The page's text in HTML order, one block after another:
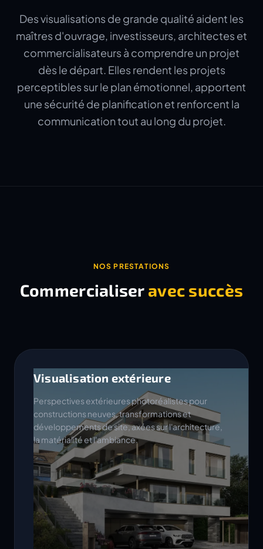
Des visualisations de grande qualité aident les
maîtres d'ouvrage, investisseurs, architectes et
commercialisateurs à comprendre un projet
dès le départ. Elles rendent les projets
perceptibles sur le plan émotionnel, apportent
une sécurité de planification et renforcent la
communication tout au long du projet.
NOS PRESTATIONS
Commercialiser avec succès
Visualisation extérieure
Perspectives extérieures photoréalistes pour
constructions neuves, transformations et
développements de site, axées sur l'architecture,
la matérialité et l'ambiance.